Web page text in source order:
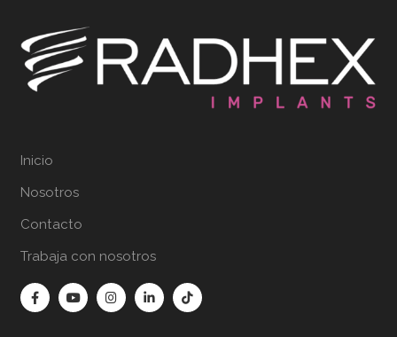
Inicio
Nosotros
Contacto
Trabaja con nosotros